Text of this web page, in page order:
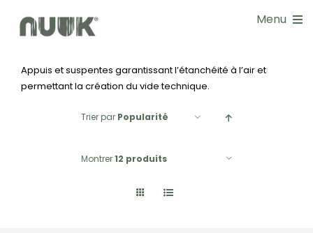
contenu
Menu
NOS SOLUTIONS
DOCUMENTATIONS
Appuis et suspentes garantissant l’étanchéité à l’air et
permettant la création du vide technique.
Trier par Popularité
Montrer12 produits